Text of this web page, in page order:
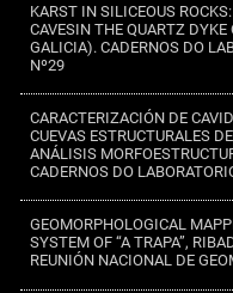
KARST IN SILICEOUS
CAVESIN THE QUARTZ DYKE
GALICIA). CADERNOS DO
Nº29
CARACTERIZACIÓN DE
CUEVAS ESTRUCTURALES
ANÁLISIS
CADERNOS DO
GEOMORPHOLOGICAL
SYSTEM OF “A TRAPA”,
REUNIÓN NACIONAL DE